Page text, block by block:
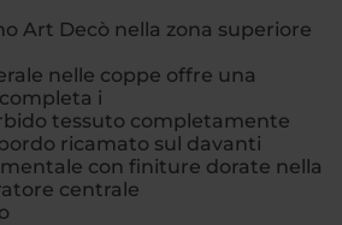
Art Decò nella zona superiore
nelle coppe offre una
i
tessuto completamente
ricamato sul davanti
con finiture dorate nella
centrale